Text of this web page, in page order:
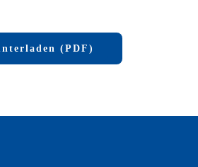
(PDF)